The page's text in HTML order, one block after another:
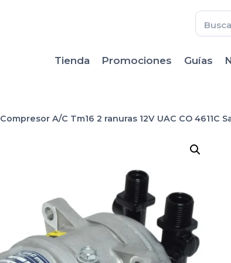
Tienda Promociones Guías
Compresor A/C Tm16 2 ranuras 12V UAC CO 4611C